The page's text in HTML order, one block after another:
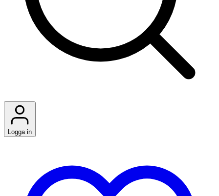
Logga in